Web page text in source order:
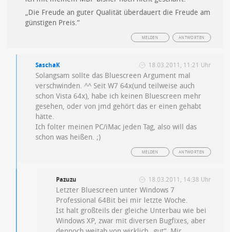
„Die Freude an guter Qualität überdauert die Freude am
günstigen Preis.“
ANTWORTEN
MELDEN
SaschaK 18.03.2011, 11:21 Uhr
Solangsam sollte das Bluescreen Argument mal
verschwinden. ^^ Seit W7 64x(und teilweise auch
schon Vista 64x), habe ich keinen Bluescreen mehr
gesehen, oder von jmd gehört das er einen gehabt
hätte.
Ich folter meinen PC/iMac jeden Tag, also will das
schon was heißen. ;)
ANTWORTEN
MELDEN
Pazuzu 18.03.2011, 14:38 Uhr
Letzter Bluescreen unter Windows 7
Professional 64Bit bei mir letzte Woche.
Ist halt großteils der gleiche Unterbau wie bei
Windows XP, zwar mit diversen Bugfixes, aber